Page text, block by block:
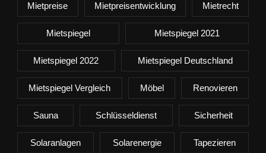
Mietpreise Mietpreisentwicklung Mietrecht
Mietspiegel Mietspiegel 2021
Mietspiegel 2022 Mietspiegel Deutschland
Mietspiegel Vergleich Möbel Renovieren
Sauna Schlüsseldienst Sicherheit
Solaranlagen Solarenergie Tapezieren